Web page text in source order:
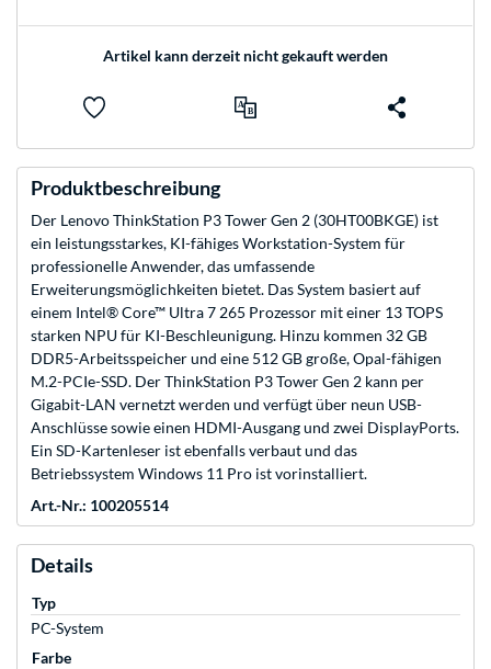
Artikel kann derzeit nicht gekauft werden
Produktbeschreibung
Der Lenovo ThinkStation P3 Tower Gen 2 (30HT00BKGE) ist
ein leistungsstarkes, KI-fähiges Workstation-System für
professionelle Anwender, das umfassende
Erweiterungsmöglichkeiten bietet. Das System basiert auf
einem Intel® Core™ Ultra 7 265 Prozessor mit einer 13 TOPS
starken NPU für KI-Beschleunigung. Hinzu kommen 32 GB
DDR5-Arbeitsspeicher und eine 512 GB große, Opal-fähigen
M.2-PCIe-SSD. Der ThinkStation P3 Tower Gen 2 kann per
Gigabit-LAN vernetzt werden und verfügt über neun USB-
Anschlüsse sowie einen HDMI-Ausgang und zwei DisplayPorts.
Ein SD-Kartenleser ist ebenfalls verbaut und das
Betriebssystem Windows 11 Pro ist vorinstalliert.
Art.-Nr.: 100205514
Details
Typ
PC-System
Farbe